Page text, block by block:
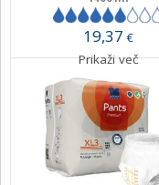
19,37 €
Prikaži več